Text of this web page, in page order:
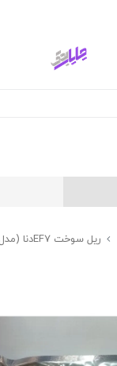
ريل سوخت EF7دنا (مدل کروز)